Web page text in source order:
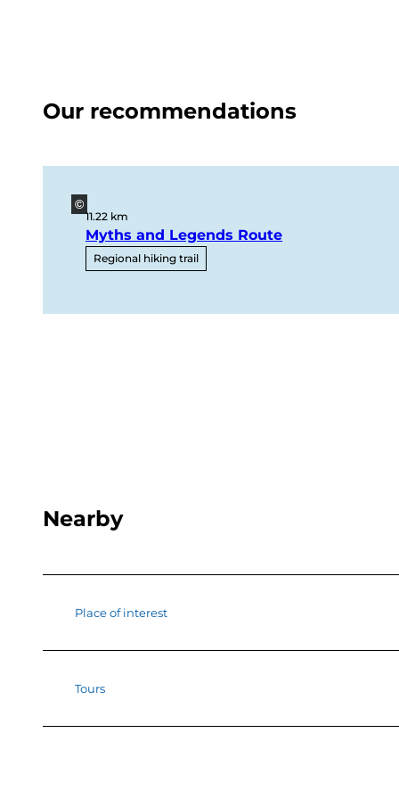
Our recommendations
©
11.22 km
Myths and Legends Route
Regional hiking trail
Nearby
Place of interest
Tours